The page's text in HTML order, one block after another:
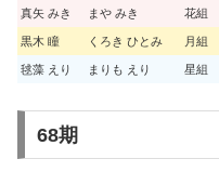
真矢 みき まや みき 花組
黒木 瞳 くろき ひとみ 月組
毬藻 えり まりも えり 星組
68期